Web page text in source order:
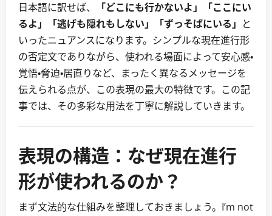
日本語に訳せば、
「どこにも行かないよ」「ここにい
るよ」「逃げも隠れもしない」「ずっそばにいる」 と
いったニュアンスになります。シンプルな現在進行形
の否定文でありながら、使われる場面によって安心感・
覚悟・脅迫・居直りなど、まったく異なるメッセージを
伝えられる点が、この表現の最大の特徴です。この記
事では、その多彩な用法を丁寧に解説していきます。
表現の構造：なぜ現在進行
形が使われるのか？
まず文法的な仕組みを整理しておきましょう。I’m not